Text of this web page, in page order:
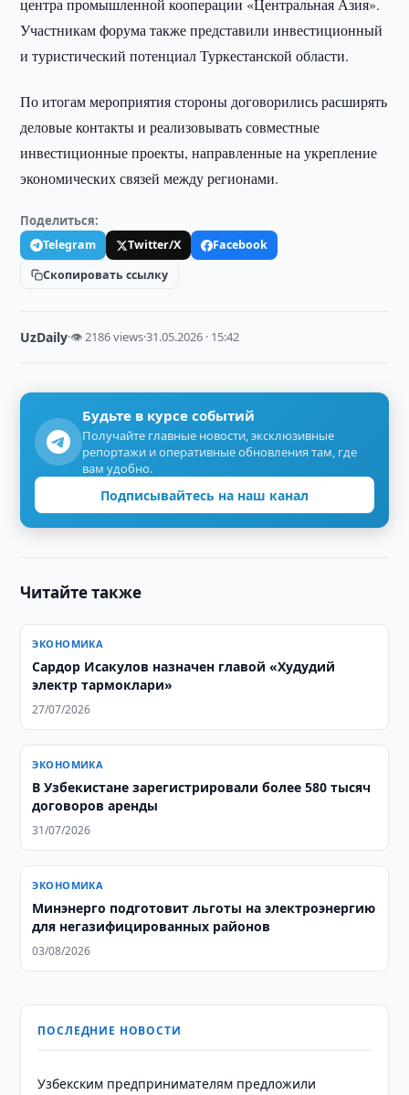
центра промышленной кооперации «Центральная Азия».
Участникам форума также представили инвестиционный
и туристический потенциал Туркестанской области.
По итогам мероприятия стороны договорились расширять
деловые контакты и реализовывать совместные
инвестиционные проекты, направленные на укрепление
экономических связей между регионами.
Поделиться:
Telegram Twitter/X
Facebook
Скопировать ссылку
UzDaily·👁 2186 views·31.05.2026 · 15:42
Будьте в курсе событий
Получайте главные новости, эксклюзивные
репортажи и оперативные обновления там, где
вам удобно.
Подписывайтесь на наш канал
Читайте также
ЭКОНОМИКА
Сардор Исакулов назначен главой «Худудий
электр тармоклари»
27/07/2026
ЭКОНОМИКА
В Узбекистане зарегистрировали более 580 тысяч
договоров аренды
31/07/2026
ЭКОНОМИКА
Минэнерго подготовит льготы на электроэнергию
для негазифицированных районов
03/08/2026
ПОСЛЕДНИЕ НОВОСТИ
Узбекским предпринимателям предложили